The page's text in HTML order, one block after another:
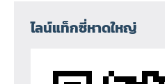
ไลน์แท็กซี่หาดใหญ่